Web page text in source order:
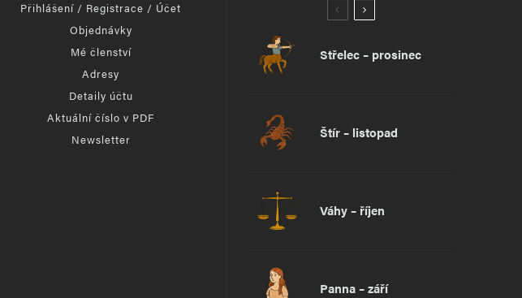
Přihlášení / Registrace / Účet
Objednávky
Mé členství
Adresy
Detaily účtu
Aktuální číslo v PDF
Newsletter
Střelec – prosinec
Štír – listopad
Váhy – říjen
Panna – září